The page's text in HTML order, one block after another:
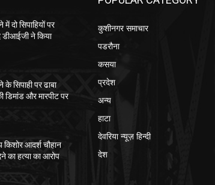
दो सिपाहियों पर
डीआईजी ने किया
सिपाही पर ढाबा
और मारपीट पर
किशोर आदर्श चौहान
का हत्या का आरोप
कुशीनगर समाचार
पडरौना
कसया
प्रदेश
अन्य
हाटा
देवरिया न्यूज़ हिन्दी
देश